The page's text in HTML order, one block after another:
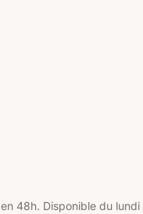
48h. Disponible du lundi